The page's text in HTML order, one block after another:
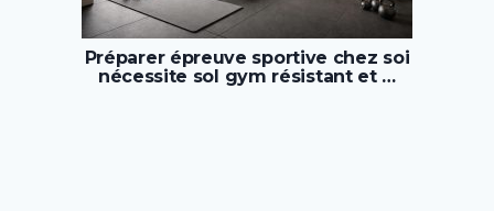
Préparer épreuve sportive chez soi
nécessite sol gym résistant et …